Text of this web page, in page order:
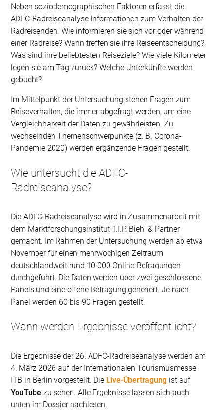
Neben soziodemographischen Faktoren erfasst die
ADFC-Radreiseanalyse Informationen zum Verhalten der
Radreisenden. Wie informieren sie sich vor oder während
einer Radreise? Wann treffen sie ihre Reiseentscheidung?
Was sind ihre beliebtesten Reiseziele? Wie viele Kilometer
legen sie am Tag zurück? Welche Unterkünfte werden
gebucht?
Im Mittelpunkt der Untersuchung stehen Fragen zum
Reiseverhalten, die immer abgefragt werden, um eine
Vergleichbarkeit der Daten zu gewährleisten. Zu
wechselnden Themenschwerpunkte (z. B. Corona-
Pandemie 2020) werden ergänzende Fragen gestellt.
Wie untersucht die ADFC-
Radreiseanalyse?
Die ADFC-Radreiseanalyse wird in Zusammenarbeit mit
dem Marktforschungsinstitut T.I.P. Biehl & Partner
gemacht. Im Rahmen der Untersuchung werden ab etwa
November für einen mehrwöchigen Zeitraum
deutschlandweit rund 10.000 Online-Befragungen
durchgeführt. Die Daten werden über zwei geschlossene
Panels und eine offene Befragung generiert. Je nach
Panel werden 60 bis 90 Fragen gestellt.
Wann werden Ergebnisse veröffentlicht?
Die Ergebnisse der 26. ADFC-Radreiseanalyse werden am
4. März 2026 auf der Internationalen Tourismusmesse
ITB in Berlin vorgestellt. Die Live-Übertragung ist auf
YouTubezu sehen. Alle Ergebnisse lassen sich auch
unten im Dossier nachlesen.